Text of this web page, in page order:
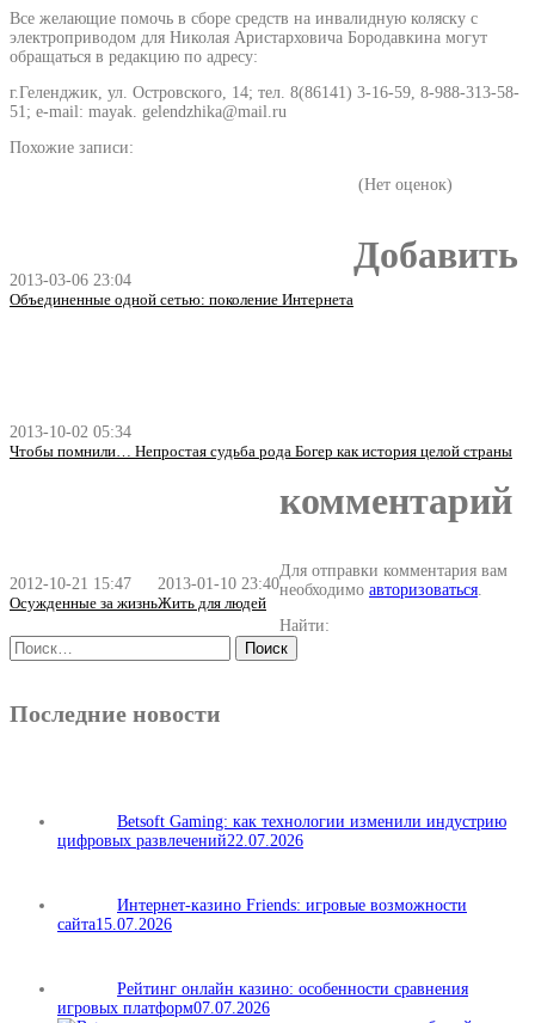
Все желающие помочь в сборе средств на инвалидную коляску с
электроприводом для Николая Аристарховича Бородавкина могут
обращаться в редакцию по адресу:
г.Геленджик, ул. Островского, 14; тел. 8(86141) 3-16-59, 8-988-313-58-
51; e-mail: mayak. gelendzhika@mail.ru
Похожие записи:
2013-03-06 23:04
Объединенные одной сетью: поколение Интернета
2013-10-02 05:34
Чтобы помнили… Непростая судьба рода Богер как история целой страны
2012-10-21 15:47
Осужденные за жизнь
2013-01-10 23:40
Жить для людей
(Нет оценок)
Добавить
комментарий
Для отправки комментария вам
необходимо авторизоваться
Найти:
Последние новости
Betsoft Gaming: как технологии изменили индустрию
цифровых развлечений22.07.2026
Интернет-казино Friends: игровые возможности
сайта15.07.2026
Рейтинг онлайн казино: особенности сравнения
игровых платформ07.07.2026